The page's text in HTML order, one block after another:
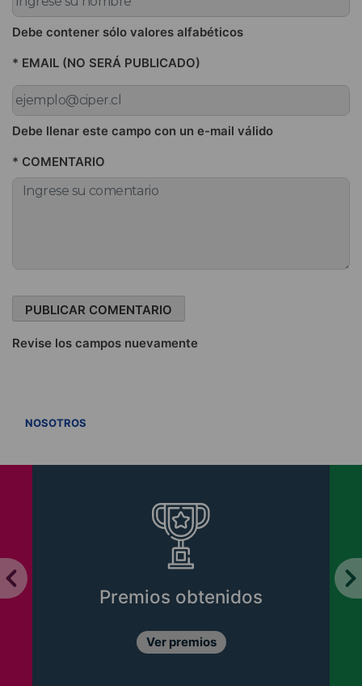
Debe contener sólo valores alfabéticos
* EMAIL (NO SERÁ PUBLICADO)
Debe llenar este campo con un e-mail válido
* COMENTARIO
Revise los campos nuevamente
NOSOTROS
Premios obtenidos
Ver premios